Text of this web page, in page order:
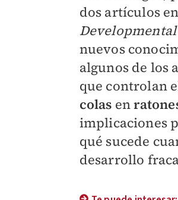
dos artículos
nuevos
algunos de los
que controlan
colas en
implicaciones
qué sucede
desarrollo